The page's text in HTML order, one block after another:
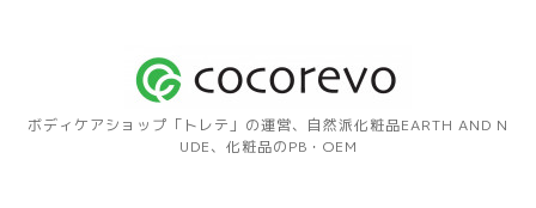
ボディケアショップ「トレテ」の運営、自然派化粧品EARTH AND N
UDE、化粧品のPB・OEM